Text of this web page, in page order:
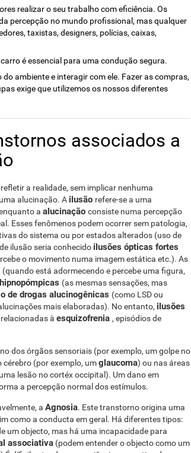
realizar o seu trabalho com eficiência. Os
percepção no mundo profissional, mas qualquer
taxistas, designers, polícias, caixas,
é essencial para uma condução segura.
ambiente e interagir com ele. Fazer as compras,
exige que utilizemos os nossos diferentes
associados a
a realidade, sem implicar nenhuma
alucinação. A ilusão refere-se a uma
a alucinação consiste numa percepção
Esses fenômenos podem ocorrer sem patologia,
do sistema ou por estados alterados (uso de
ilusão seria conhecido ilusões ópticas fortes
o movimento numa imagem estática etc.). As
(quando está adormecendo e percebe uma figura,
hipnopómpicas (as mesmas sensações, mas
de drogas alucinogênicas (como LSD ou
mais elaboradas). No entanto, ilusões
relacionadas à esquizofrenia , episódios de
dos órgãos sensoriais (por exemplo, um golpe no
(por exemplo, umglaucoma) ou nas áreas
lesão no cortéx occipital). Um dano em
a percepção normal dos estímulos.
a Agnosia. Este transtorno origina uma
como a conducta em geral. Há diferentes tipos:
um objecto, mas há uma incapacidade para
associativa (podem entender o objecto como um